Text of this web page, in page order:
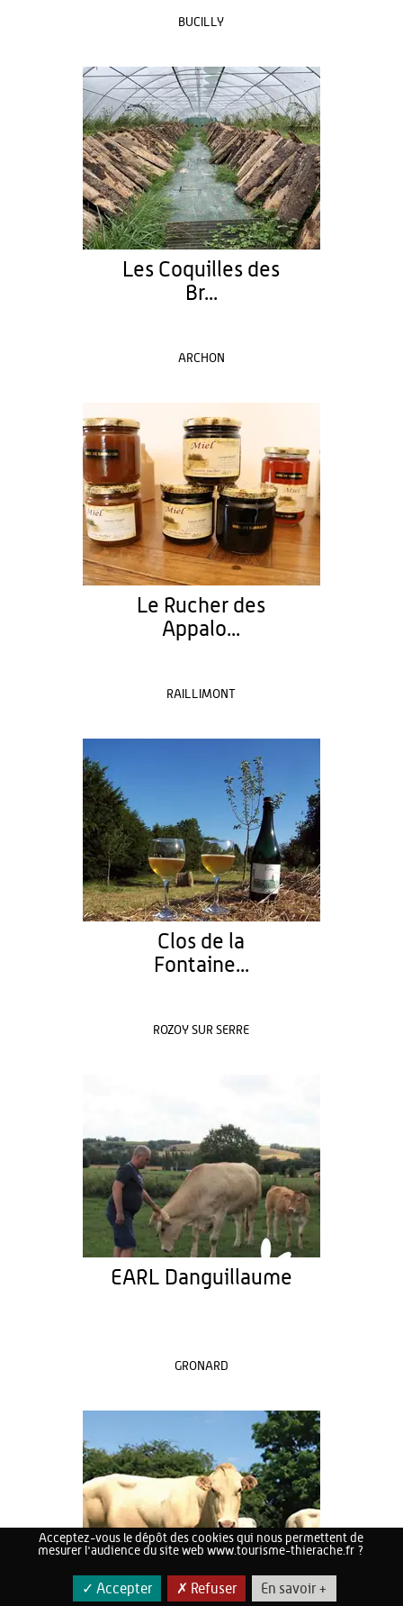
BUCILLY
Les Coquilles des
Br...
ARCHON
Le Rucher des
Appalo...
RAILLIMONT
Clos de la
Fontaine...
ROZOY SUR SERRE
EARL Danguillaume
GRONARD
Acceptez-vous le dépôt des cookies qui nous permettent de
mesurer l'audience du site web www.tourisme-thierache.fr ?
✓ Accepter ✗ Refuser En savoir +